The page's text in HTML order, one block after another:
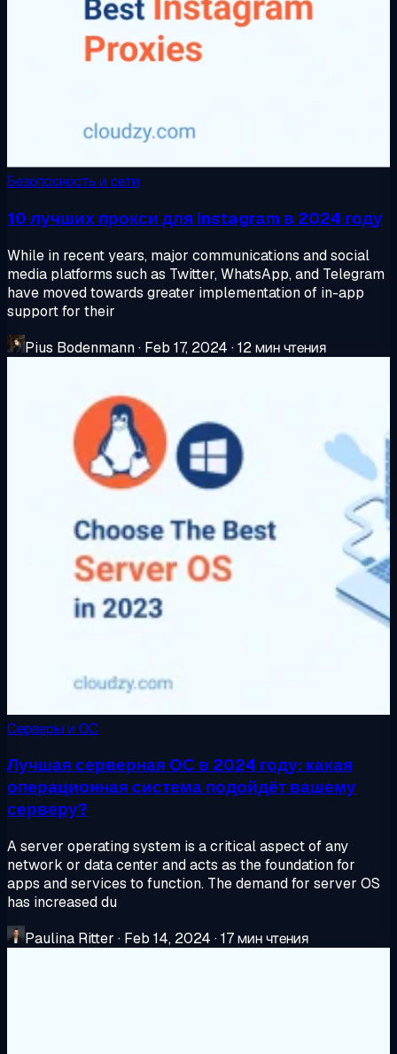
Безопасность и сети
10 лучших прокси для Instagram в 2024 году
While in recent years, major communications and social
media platforms such as Twitter, WhatsApp, and Telegram
have moved towards greater implementation of in-app
support for their
Pius Bodenmann· Feb 17, 2024 ·12 мин чтения
Серверы и ОС
Лучшая серверная ОС в 2024 году: какая
операционная система подойдёт вашему
серверу?
A server operating system is a critical aspect of any
network or data center and acts as the foundation for
apps and services to function. The demand for server OS
has increased du
Paulina Ritter · Feb 14, 2024 ·17 мин чтения